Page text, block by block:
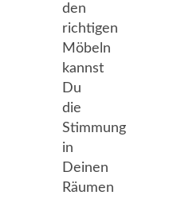
den
richtigen
Möbeln
kannst
Du
die
Stimmung
in
Deinen
Räumen